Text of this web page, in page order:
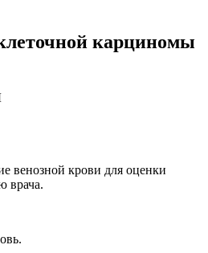
карциномы
венозной крови для оценки
врача.